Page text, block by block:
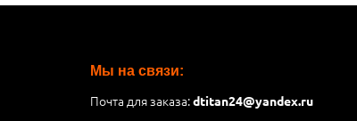
Мы на связи:
Почта для заказа:dtitan24@yandex.ru